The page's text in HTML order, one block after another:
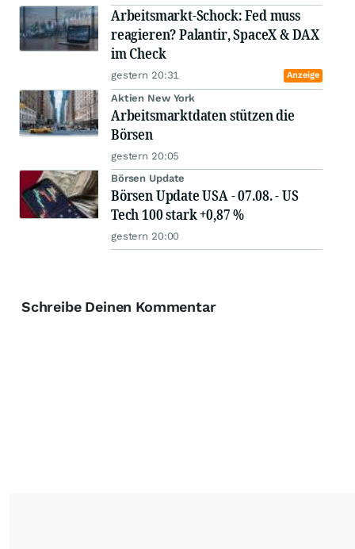
Arbeitsmarkt-Schock: Fed muss
reagieren? Palantir, SpaceX & DAX
im Check
gestern 20:31 Anzeige
Aktien New York
Arbeitsmarktdaten stützen die
Börsen
gestern 20:05
Börsen Update
Börsen Update USA - 07.08. - US
Tech 100 stark +0,87 %
gestern 20:00
Schreibe Deinen Kommentar